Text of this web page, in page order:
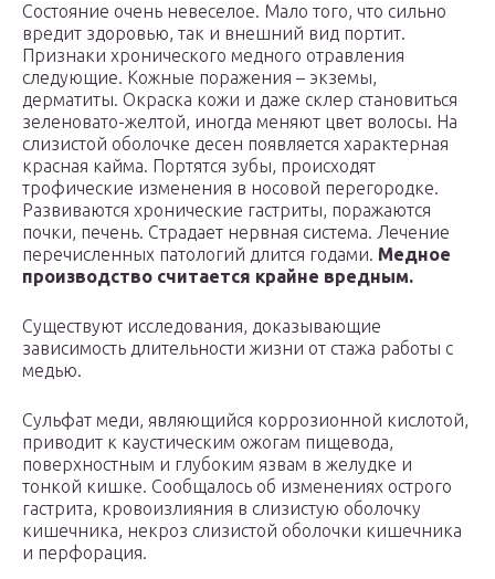
Состояние очень невеселое. Мало того, что сильно
вредит здоровью, так и внешний вид портит.
Признаки хронического медного отравления
следующие. Кожные поражения – экземы,
дерматиты. Окраска кожи и даже склер становиться
зеленовато-желтой, иногда меняют цвет волосы. На
слизистой оболочке десен появляется характерная
красная кайма. Портятся зубы, происходят
трофические изменения в носовой перегородке.
Развиваются хронические гастриты, поражаются
почки, печень. Страдает нервная система. Лечение
перечисленных патологий длится годами. Медное
производство считается крайне вредным.
Существуют исследования, доказывающие
зависимость длительности жизни от стажа работы с
медью.
Сульфат меди, являющийся коррозионной кислотой,
приводит к каустическим ожогам пищевода,
поверхностным и глубоким язвам в желудке и
тонкой кишке. Сообщалось об изменениях острого
гастрита, кровоизлияния в слизистую оболочку
кишечника, некроз слизистой оболочки кишечника
и перфорация.